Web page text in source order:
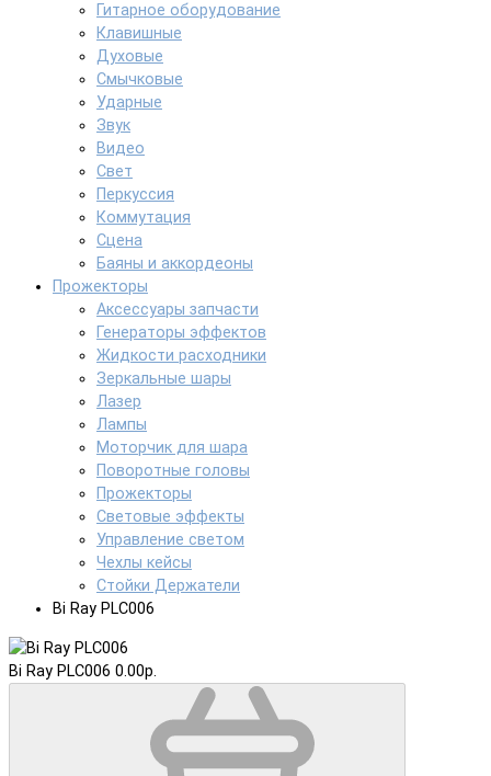
Гитарное оборудование
Клавишные
Духовые
Смычковые
Ударные
Звук
Видео
Свет
Перкуссия
Коммутация
Сцена
Баяны и аккордеоны
Прожекторы
Аксессуары запчасти
Генераторы эффектов
Жидкости расходники
Зеркальные шары
Лазер
Лампы
Моторчик для шара
Поворотные головы
Прожекторы
Световые эффекты
Управление светом
Чехлы кейсы
Стойки Держатели
Bi Ray PLC006
Bi Ray PLC006 0.00р.